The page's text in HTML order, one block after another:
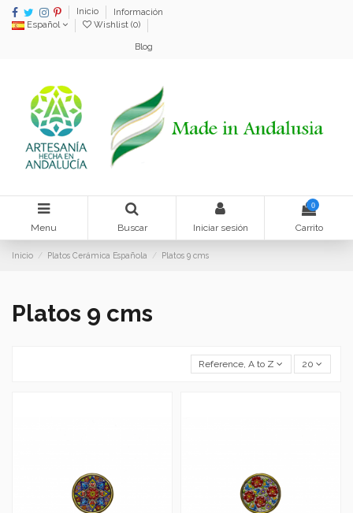
Inicio
Información
Español
Wishlist (0)
Blog
Menu Buscar Iniciar sesión
0
Carrito
Inicio Platos Cerámica Española Platos 9 cms
Platos 9 cms
Reference, A to Z 20